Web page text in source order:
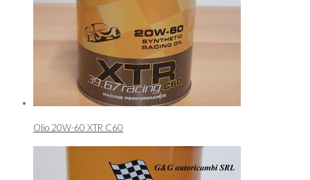
Olio 20W-60 XTR C60